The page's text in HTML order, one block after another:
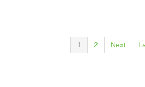
1 2 Next